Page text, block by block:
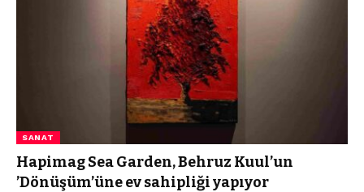
SANAT
Hapimag Sea Garden, Behruz Kuul’un
’Dönüşüm’üne ev sahipliği yapıyor